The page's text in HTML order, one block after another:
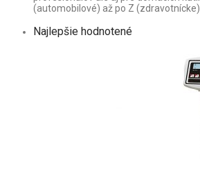
(automobilové) až po Z (zdravotnícke).
Najlepšie hodnotené